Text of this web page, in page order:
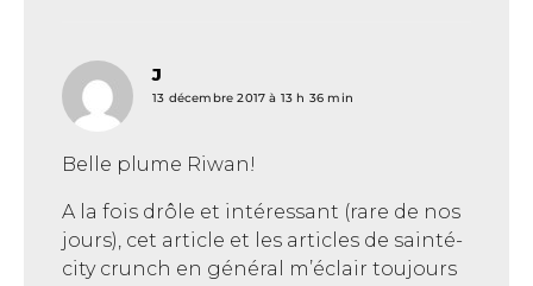
J
13 décembre 2017 à 13 h 36 min
Belle plume Riwan!
A la fois drôle et intéressant (rare de nos
jours), cet article et les articles de sainté-
city crunch en général m’éclair toujours